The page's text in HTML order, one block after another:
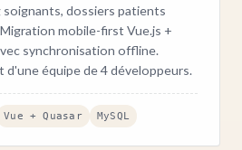
soignants, dossiers patients
Migration mobile-first Vue.js +
synchronisation offline.
d'une équipe de 4 développeurs.
Vue + Quasar MySQL